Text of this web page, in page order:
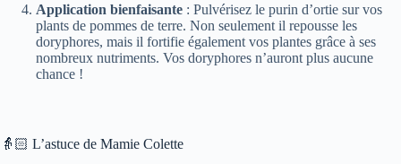
Application bienfaisante : Pulvérisez le purin d’ortie sur vos
plants de pommes de terre. Non seulement il repousse les
doryphores, mais il fortifie également vos plantes grâce à ses
nombreux nutriments. Vos doryphores n’auront plus aucune
chance !
👵🏻 L’astuce de Mamie Colette